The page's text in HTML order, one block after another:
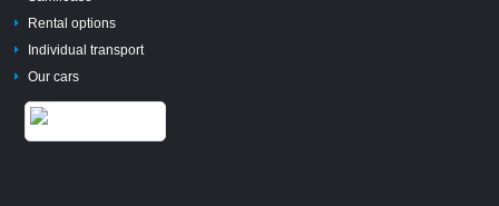
Rental options
Individual transport
Our cars